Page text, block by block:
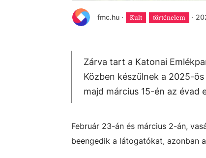
fmc.hu · Kult történelem ·
Zárva tart a Katonai
Közben készülnek a 2025-
majd március 15-én az évad
Február 23-án és március 2-án,
beengedik a látogatókat, azonban